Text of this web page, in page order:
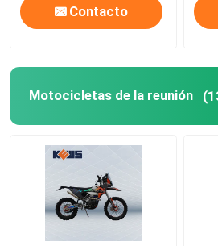
Sobre nosotros
Viaje de la fábrica
Contacto
Motocicletas de la reunión